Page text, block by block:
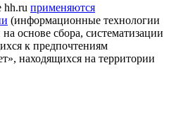
hh.ru применяются
(информационные технологии
основе сбора, систематизации
к предпочтениям
находящихся на территории